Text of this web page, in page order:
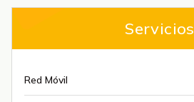
Servicios
Red Móvil